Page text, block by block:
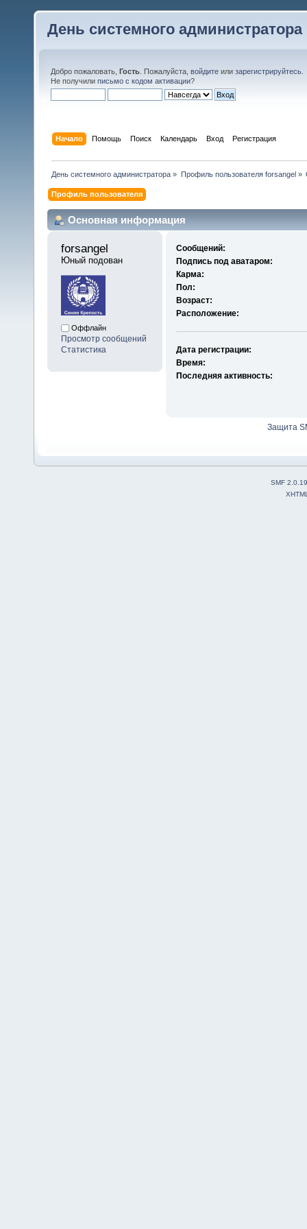
День системного администратора
Добро пожаловать, Гость . Пожалуйста, войдите или зарегистрируйтесь
Не получили письмо с кодом активации?
Начало Помощь Поиск Календарь Вход Регистрация
День системного администратора » Профиль пользователя forsangel»
Профиль пользователя
Основная информация
forsangel
Юный подован
Оффлайн
Просмотр сообщений
Статистика
Сообщений:
Подпись под аватаром:
Карма:
Пол:
Возраст:
Расположение:
Дата регистрации:
Время:
Последняя активность:
Защита
SMF 2.0.19